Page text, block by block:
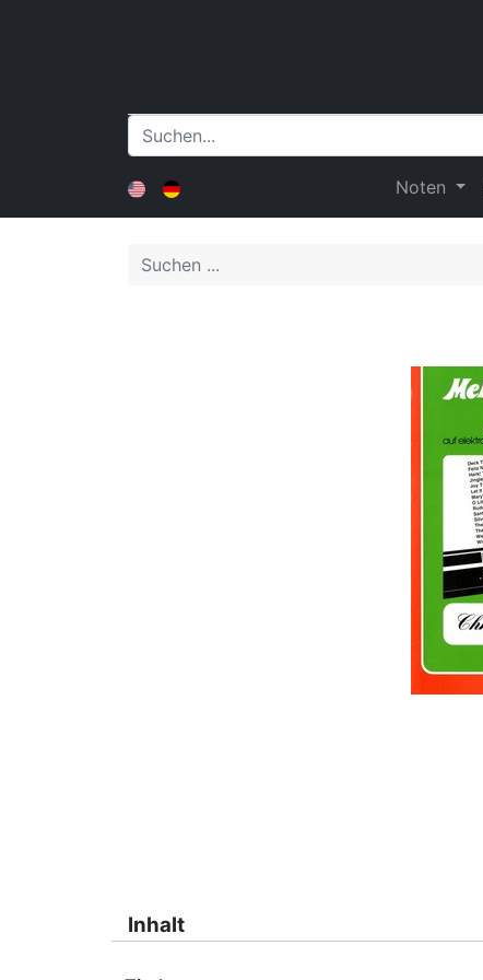
Noten
Inhalt